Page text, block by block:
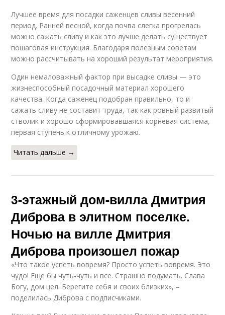
Лучшее время для посадки саженцев сливы весенний
период. Ранней весной, когда почва слегка прогрелась
можно сажать сливу и как это лучше делать существует
пошаговая инструкция. Благодаря полезным советам
можно рассчитывать на хороший результат мероприятия.
Один немаловажный фактор при высадке сливы — это
жизнеспособный посадочный материал хорошего
качества. Когда саженец подобран правильно, то и
сажать сливу не составит труда, так как ровный развитый
стволик и хорошо сформировавшаяся корневая система,
первая ступень к отличному урожаю.
Читать дальше →
3-этажный дом-вилла Дмитрия
Диброва в элитном поселке.
Ночью на вилле Дмитрия
Диброва произошел пожар
«Что такое успеть вовремя? Просто успеть вовремя. Это
чудо! Еще бы чуть-чуть и все. Страшно подумать. Слава
Богу, дом цел. Берегите себя и своих близких», –
поделилась Диброва с подписчиками.